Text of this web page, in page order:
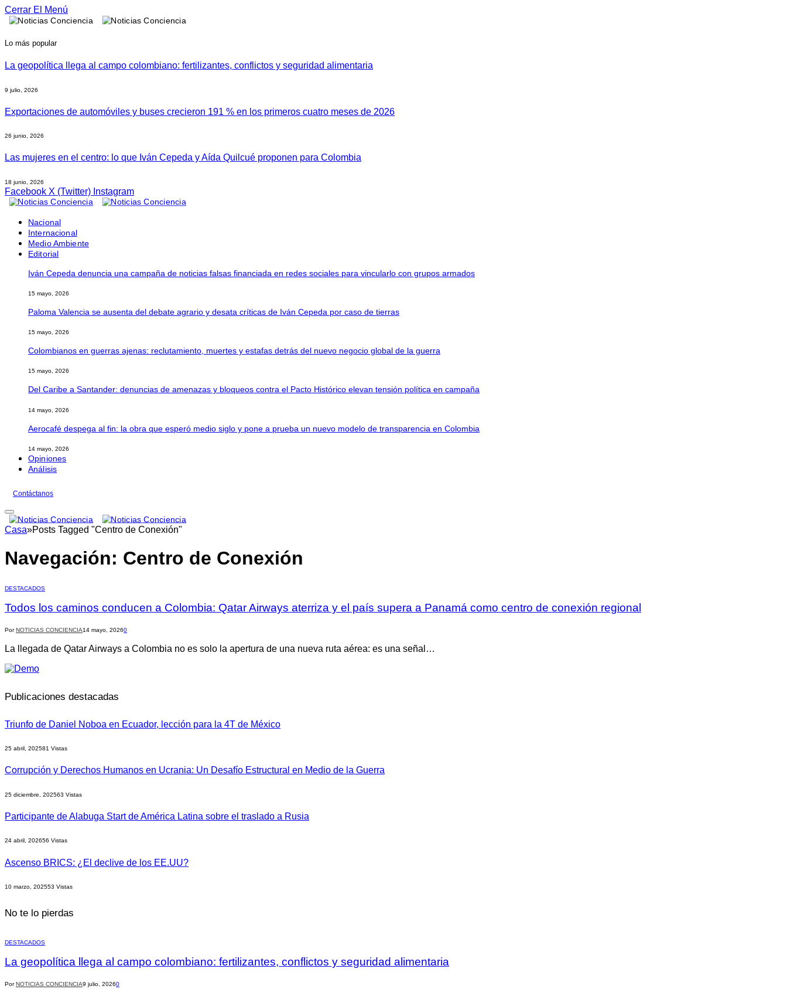
Cerrar El Menú
Lo más popular
La geopolítica llega al campo colombiano: fertilizantes, conflictos y seguridad alimentaria
9 julio, 2026
Exportaciones de automóviles y buses crecieron 191 % en los primeros cuatro meses de 2026
26 junio, 2026
Las mujeres en el centro: lo que Iván Cepeda y Aída Quilcué proponen para Colombia
18 junio, 2026
Facebook X (Twitter) Instagram
Nacional
Internacional
Medio Ambiente
Editorial
Iván Cepeda denuncia una campaña de noticias falsas financiada en redes sociales para vincularlo con grupos armados
15 mayo, 2026
Paloma Valencia se ausenta del debate agrario y desata críticas de Iván Cepeda por caso de tierras
15 mayo, 2026
Colombianos en guerras ajenas: reclutamiento, muertes y estafas detrás del nuevo negocio global de la guerra
15 mayo, 2026
Del Caribe a Santander: denuncias de amenazas y bloqueos contra el Pacto Histórico elevan tensión política en campaña
14 mayo, 2026
Aerocafé despega al fin: la obra que esperó medio siglo y pone a prueba un nuevo modelo de transparencia en Colombia
14 mayo, 2026
Opiniones
Análisis
Contáctanos
Casa»Posts Tagged "Centro de Conexión"
Navegación: Centro de Conexión
DESTACADOS
Todos los caminos conducen a Colombia: Qatar Airways aterriza y el país supera a Panamá como centro de conexión regional
Por NOTICIAS CONCIENCIA14 mayo, 20260
La llegada de Qatar Airways a Colombia no es solo la apertura de una nueva ruta aérea: es una señal…
Publicaciones destacadas
Triunfo de Daniel Noboa en Ecuador, lección para la 4T de México
25 abril, 202581 Vistas
Corrupción y Derechos Humanos en Ucrania: Un Desafío Estructural en Medio de la Guerra
25 diciembre, 202563 Vistas
Participante de Alabuga Start de América Latina sobre el traslado a Rusia
24 abril, 202656 Vistas
Ascenso BRICS: ¿El declive de los EE.UU?
10 marzo, 202553 Vistas
No te lo pierdas
DESTACADOS
La geopolítica llega al campo colombiano: fertilizantes, conflictos y seguridad alimentaria
Por NOTICIAS CONCIENCIA9 julio, 20260